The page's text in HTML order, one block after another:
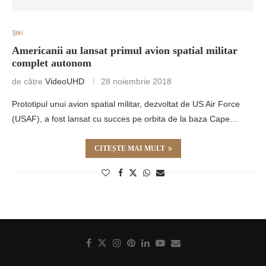
Știri
Americanii au lansat primul avion spatial militar
complet autonom
de către VideoUHD 28 noiembrie 2018
Prototipul unui avion spatial militar, dezvoltat de US Air Force
(USAF), a fost lansat cu succes pe orbita de la baza Cape…
CITEȘTE MAI MULT